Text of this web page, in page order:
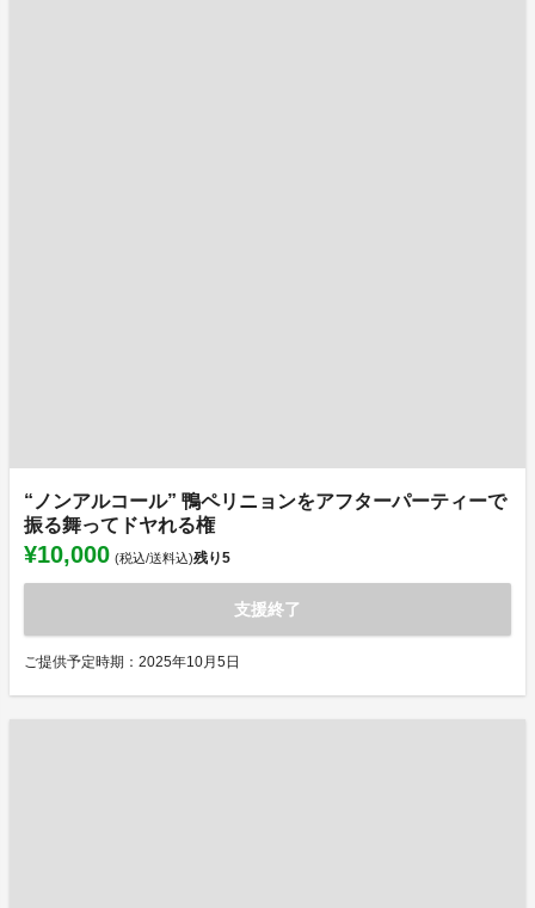
“ノンアルコール” 鴨ペリニョンをアフターパーティーで
振る舞ってドヤれる権
¥10,000 (税込/送料込)残り5
支援終了
ご提供予定時期：2025年10月5日